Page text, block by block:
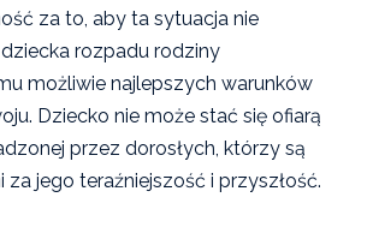
za to, aby ta sytuacja nie
rozpadu rodziny
możliwie najlepszych warunków
Dziecko nie może stać się ofiarą
przez dorosłych, którzy są
jego teraźniejszość i przyszłość.